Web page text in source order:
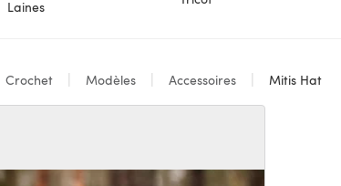
Laines
Crochet Modèles Accessoires Mitis Hat